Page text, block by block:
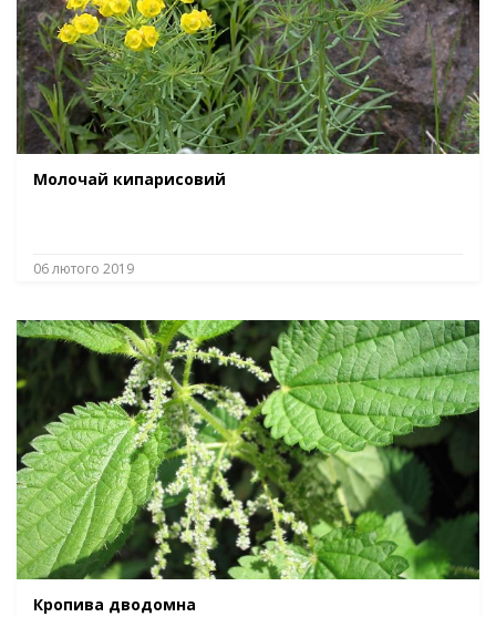
Молочай кипарисовий
06 лютого 2019
Кропива дводомна